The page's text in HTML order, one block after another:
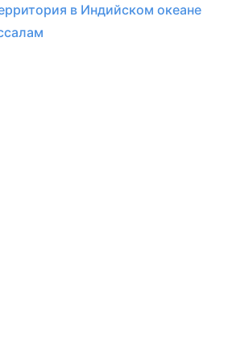
в Индийском океане